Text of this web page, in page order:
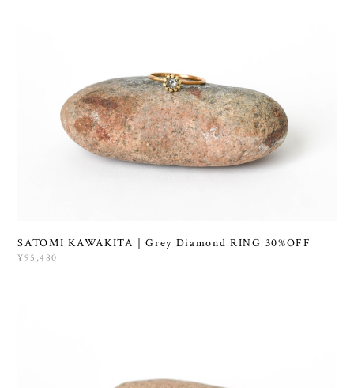
SATOMI KAWAKITA｜Grey Diamond RING 30%OFF
¥95,480